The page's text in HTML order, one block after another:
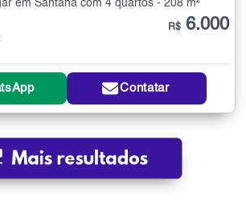
em Santana com 4 quartos - 208 m²
R$ 6.000
Contatar